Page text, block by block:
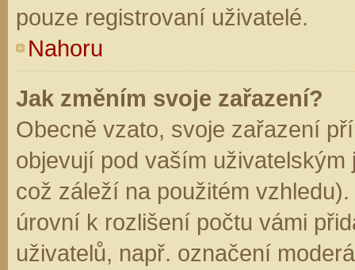
pouze registrovaní uživatelé.
Nahoru
Jak změním svoje zařazení?
Obecně vzato, svoje zařazení
objevují pod vaším
což záleží na použitém
úrovní k rozlišení počtu vámi
uživatelů, např. označení